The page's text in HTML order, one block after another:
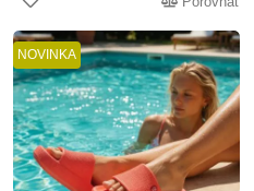
NOVINKA